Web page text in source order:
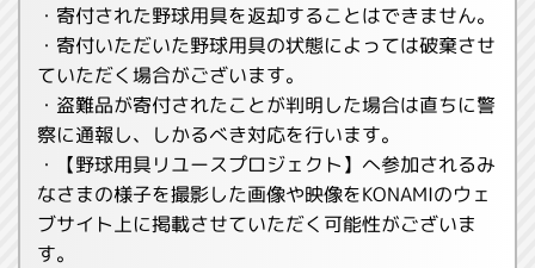
・寄付された野球用具を返却することはできません。
・寄付いただいた野球用具の状態によっては破棄させ
ていただく場合がございます。
・盗難品が寄付されたことが判明した場合は直ちに警
察に通報し、しかるべき対応を行います。
・【野球用具リユースプロジェクト】へ参加されるみ
なさまの様子を撮影した画像や映像をKONAMIのウェ
ブサイト上に掲載させていただく可能性がございま
す。